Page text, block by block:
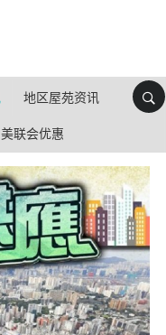
地区屋苑资讯
美联会优惠